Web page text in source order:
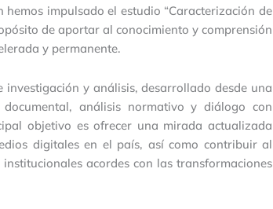
impulsado el estudio “Caracterización de
de aportar al conocimiento y comprensión
y permanente.
investigación y análisis, desarrollado desde una
análisis normativo y diálogo con
objetivo es ofrecer una mirada actualizada
digitales en el país, así como contribuir al
acordes con las transformaciones